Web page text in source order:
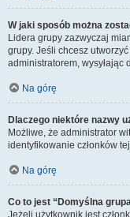
W jaki sposób można
Lidera grupy zazwyczaj
grupy. Jeśli chcesz
administratorem, wysyłając
Na górę
Dlaczego niektóre nazwy
Możliwe, że administrator
identyfikowanie członków
Na górę
Co to jest “Domyślna
Jeżeli użytkownik jest